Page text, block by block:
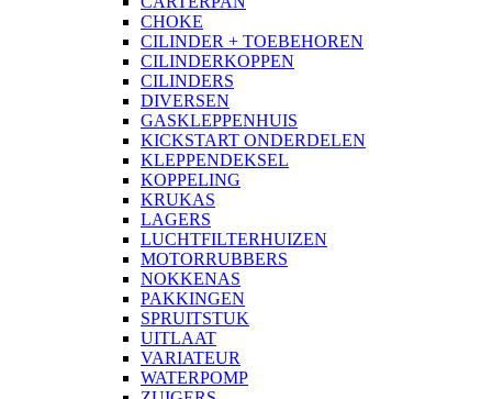
CHOKE
CILINDER + TOEBEHOREN
CILINDERKOPPEN
CILINDERS
DIVERSEN
GASKLEPPENHUIS
KICKSTART ONDERDELEN
KLEPPENDEKSEL
KOPPELING
KRUKAS
LAGERS
LUCHTFILTERHUIZEN
MOTORRUBBERS
NOKKENAS
PAKKINGEN
SPRUITSTUK
UITLAAT
VARIATEUR
WATERPOMP